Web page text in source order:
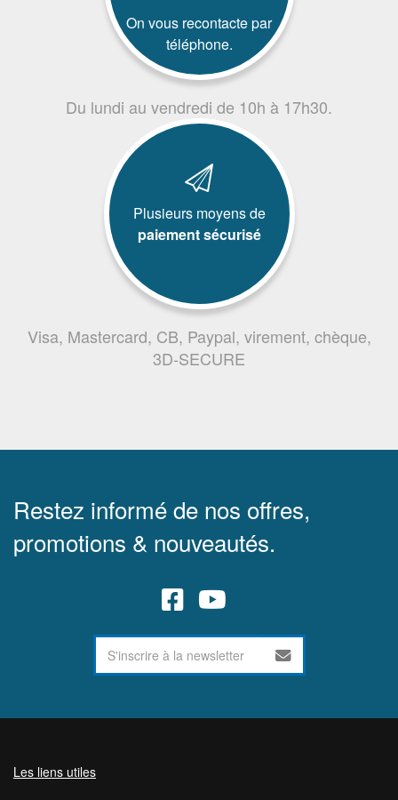
On vous recontacte par
téléphone.
Du lundi au vendredi de 10h à 17h30.
Plusieurs moyens de
paiement sécurisé
Visa, Mastercard, CB, Paypal, virement, chèque,
3D-SECURE
Restez informé de nos offres,
promotions & nouveautés.
Les liens utiles